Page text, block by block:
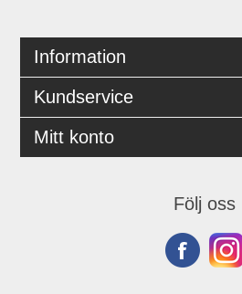
Information
Kundservice
Mitt konto
Följ oss